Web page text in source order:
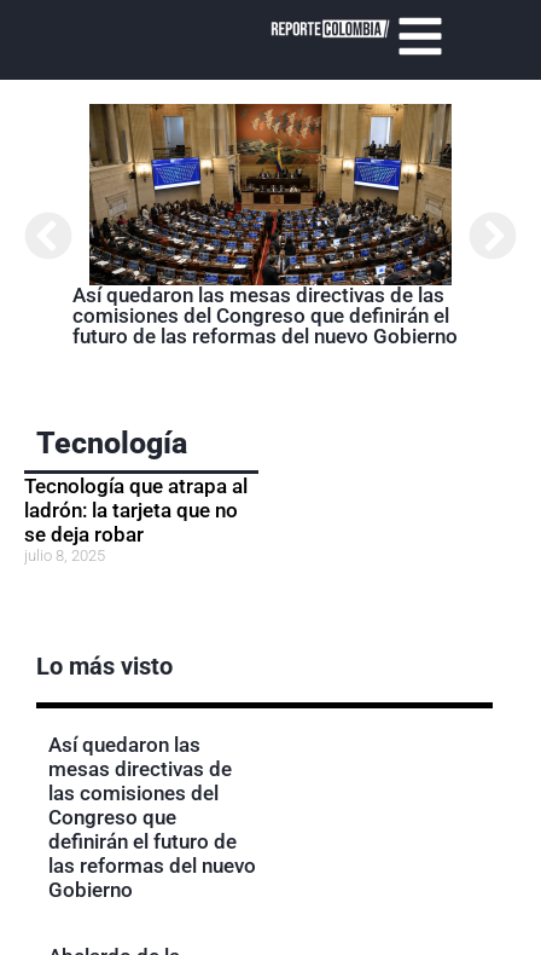
Así quedaron las mesas directivas de las
comisiones del Congreso que definirán el
futuro de las reformas del nuevo Gobierno
Tecnología
Tecnología que atrapa al
ladrón: la tarjeta que no
se deja robar
julio 8, 2025
Lo más visto
Así quedaron las
mesas directivas de
las comisiones del
Congreso que
definirán el futuro de
las reformas del nuevo
Gobierno